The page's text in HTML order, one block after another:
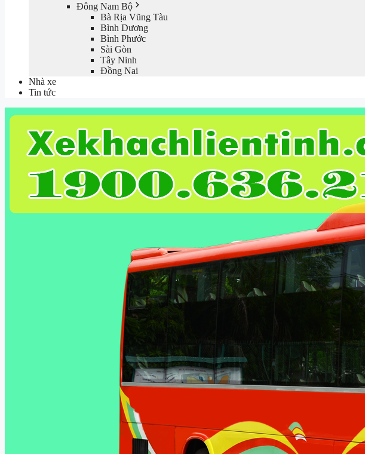
Đông Nam Bộ
Bà Rịa Vũng Tàu
Bình Dương
Bình Phước
Sài Gòn
Tây Ninh
Đồng Nai
Nhà xe
Tin tức